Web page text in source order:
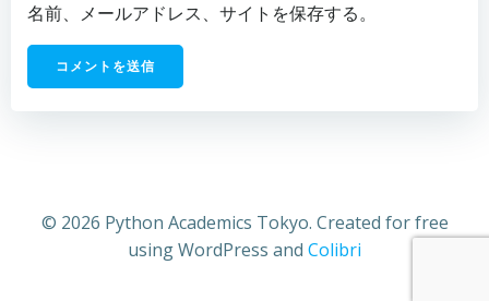
名前、メールアドレス、サイトを保存する。
© 2026 Python Academics Tokyo. Created for free
using WordPress and Colibri